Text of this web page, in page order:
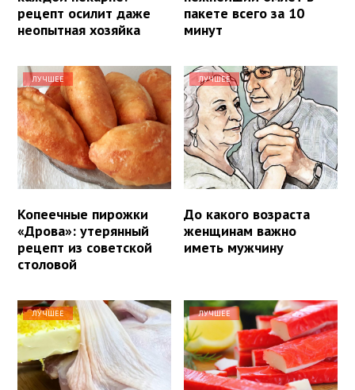
рецепт осилит даже
неопытная хозяйка
пакете всего за 10
минут
ЛУЧШЕЕ
Копеечные пирожки
«Дрова»: утерянный
рецепт из советской
столовой
ЛУЧШЕЕ
До какого возраста
женщинам важно
иметь мужчину
ЛУЧШЕЕ ЛУЧШЕЕ